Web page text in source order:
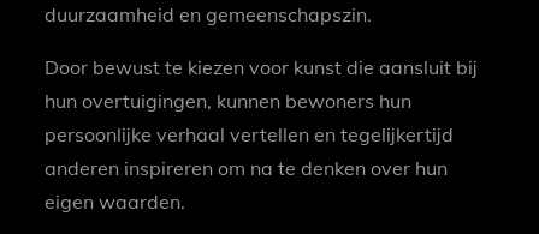
duurzaamheid en gemeenschapszin.
Door bewust te kiezen voor kunst die aansluit bij
hun overtuigingen, kunnen bewoners hun
persoonlijke verhaal vertellen en tegelijkertijd
anderen inspireren om na te denken over hun
eigen waarden.